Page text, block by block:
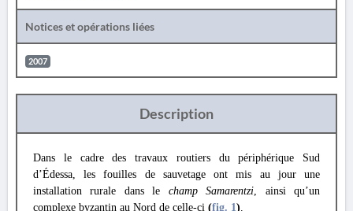
Notices et opérations liées
2007
Description
Dans le cadre des travaux routiers du périphérique Sud
d’Édessa, les fouilles de sauvetage ont mis au jour une
installation rurale dans le champ Samarentzi, ainsi qu’un
complexe byzantin au Nord de celle-ci (fig. 1).